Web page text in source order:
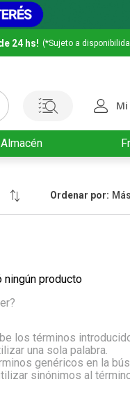
24 hs! (*Sujeto a
Almacén
Ordenar por
ningún producto
los términos
una sola palabra.
genéricos en la
sinónimos al